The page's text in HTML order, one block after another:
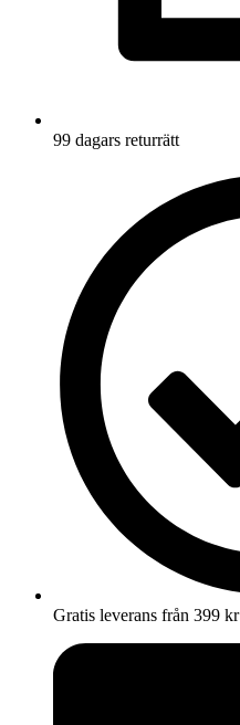
99 dagars returrätt
Gratis leverans från 399 kr